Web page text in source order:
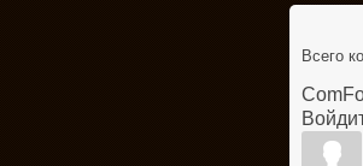
Всего